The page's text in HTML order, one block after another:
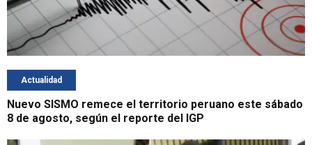
Actualidad
Nuevo SISMO remece el territorio peruano este sábado
8 de agosto, según el reporte del IGP